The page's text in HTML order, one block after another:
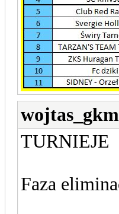
wojtas_gkm
TURNIEJE
Faza